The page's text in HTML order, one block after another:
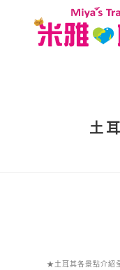
土
★土耳其各景點介紹